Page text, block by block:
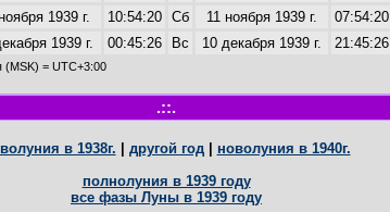
1939 г. 10:54:20 Сб 11 ноября 1939 г.
07:54:20
1939 г. 00:45:26 Вс 10 декабря 1939 г. 21:45:26
(MSK) = UTC+3:00
.::.
в 1938г. другой год| новолуния в 1940г.
полнолуния в 1939 году
все фазы Луны в 1939 году